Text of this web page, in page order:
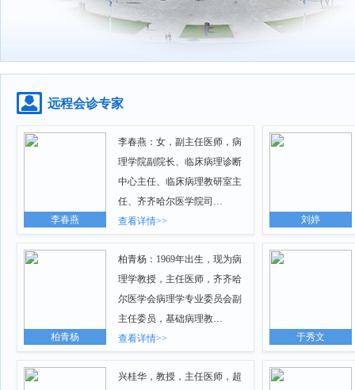
远程会诊专家
李春燕
李春燕：女，副主任医师，病
理学院副院长、临床病理诊断
中心主任、临床病理教研室主
任、齐齐哈尔医学院司…
查看详情>>
刘婷
柏青杨
柏青杨：1969年出生，现为病
理学教授，主任医师，齐齐哈
尔医学会病理学专业委员会副
主任委员，基础病理教…
查看详情>>
于秀文
兴桂华，教授，主任医师，超